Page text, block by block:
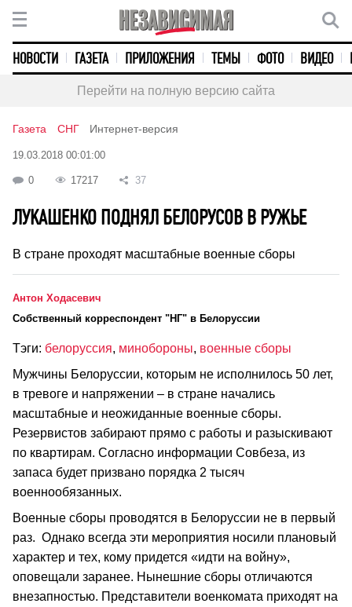
НОВОСТИ ГАЗЕТА ПРИЛОЖЕНИЯ ТЕМЫ ФОТО ВИДЕО
Перейти на полную версию сайта
Газета СНГ Интернет-версия
19.03.2018 00:01:00
0 17217 37
ЛУКАШЕНКО ПОДНЯЛ БЕЛОРУСОВ В РУЖЬЕ
В стране проходят масштабные военные сборы
Антон Ходасевич
Cобственный корреспондент "НГ" в Белоруссии
Тэги: белоруссия, минобороны, военные сборы
Мужчины Белоруссии, которым не исполнилось 50 лет,
в тревоге и напряжении – в стране начались
масштабные и неожиданные военные сборы.
Резервистов забирают прямо с работы и разыскивают
по квартирам. Согласно информации Совбеза, из
запаса будет призвано порядка 2 тысяч
военнообязанных.
Военные сборы проводятся в Белоруссии не в первый
раз. Однако всегда эти мероприятия носили плановый
характер и тех, кому придется «идти на войну»,
оповещали заранее. Нынешние сборы отличаются
внезапностью. Представители военкомата приходят на